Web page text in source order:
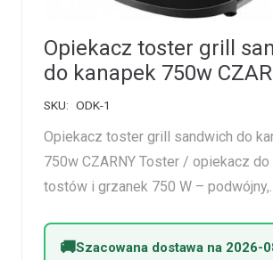
Opiekacz toster grill
do kanapek 750w
SKU: ODK-1
Opiekacz toster grill sandwich do
750w CZARNY Toster / opiekacz do
tostów i grzanek 750 W –
Szacowana dostawa na 2026-